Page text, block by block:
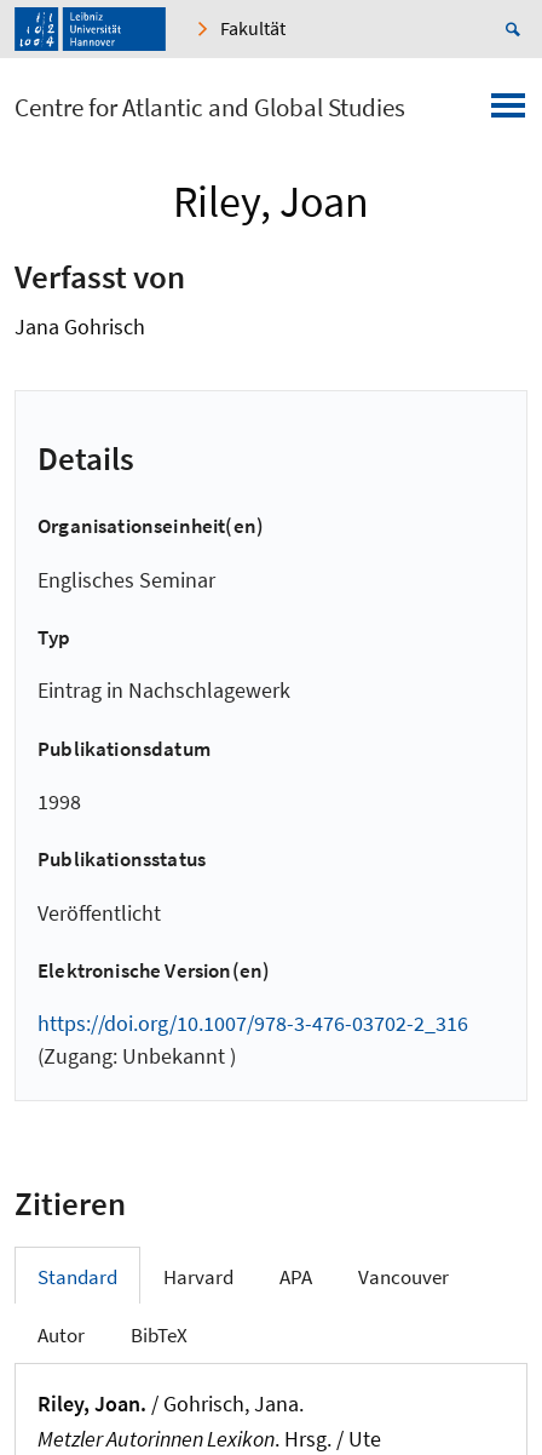
Fakultät
Centre for Atlantic and Global Studies
Riley, Joan
Verfasst von
Jana Gohrisch
Details
Organisationseinheit(en)
Englisches Seminar
Typ
Eintrag in Nachschlagewerk
Publikationsdatum
1998
Publikationsstatus
Veröffentlicht
Elektronische Version(en)
https://doi.org/10.1007/978-3-476-03702-2_316
(Zugang: Unbekannt )
Zitieren
Standard Harvard APA Vancouver
Autor BibTeX
Riley, Joan. / Gohrisch, Jana.
Metzler Autorinnen Lexikon. Hrsg. / Ute